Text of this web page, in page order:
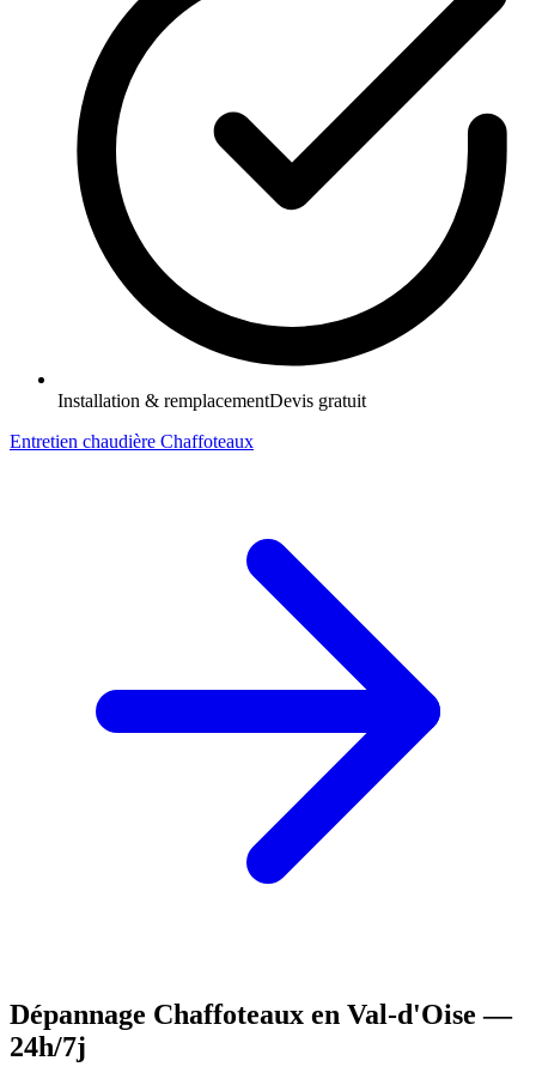
Installation & remplacementDevis gratuit
Entretien chaudière Chaffoteaux
Dépannage Chaffoteaux en Val-d'Oise —
24h/7j